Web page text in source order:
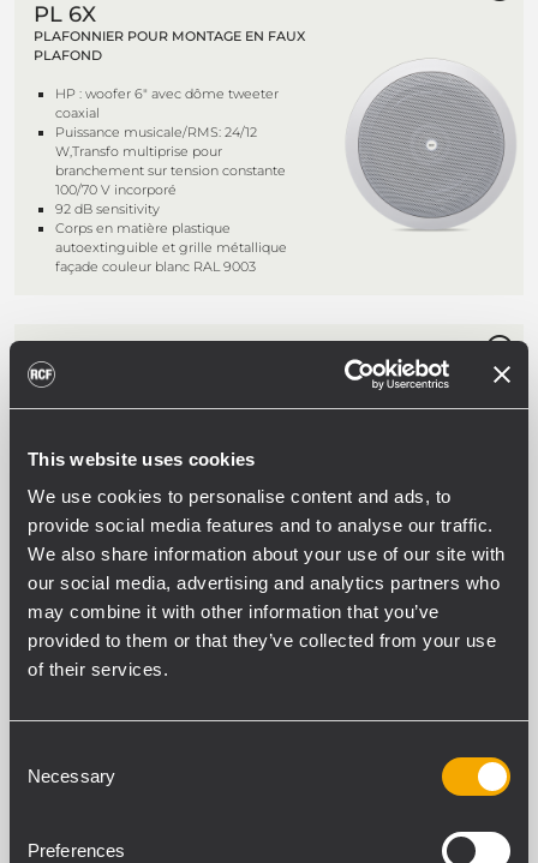
This website uses cookies
We use cookies to personalise content and ads, to
provide social media features and to analyse our traffic.
We also share information about your use of our site with
our social media, advertising and analytics partners who
may combine it with other information that you’ve
provided to them or that they’ve collected from your use
of their services.
Selection
Necessary
Preferences
PL 6X
PLAFONNIER POUR MONTAGE EN FAUX
PLAFOND
HP : woofer 6" avec dôme tweeter
coaxial
Puissance musicale/RMS: 24/12
W,Transfo multiprise pour
branchement sur tension constante
100/70 V incorporé
92 dB sensitivity
Corps en matière plastique
autoextinguible et grille métallique
façade couleur blanc RAL 9003
PL 60
d'ambiance
HP bi-cône –large bande
Rendement : 102 dB / 1 m
PL 50
HAUT-PARLEUR DE PLAFOND
Haut-parleur large bande de 6"
– 3 W